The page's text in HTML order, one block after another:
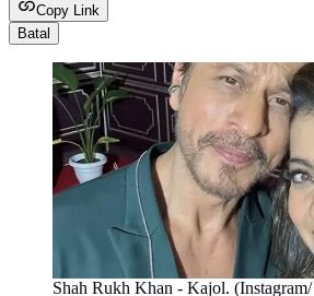
Copy Link
Batal
Shah Rukh Khan - Kajol.